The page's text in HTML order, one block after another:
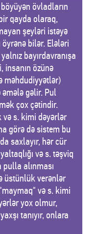
övladların
qayda olaraq,
şeyləri istəyə
bilər. Elələri
bayırdavranışa
insanın özünə
məhdudiyyətlər)
gəlir. Pul
çox çətindir.
s. kimi dəyərlər
görə də sistem bu
saxlayır, hər cür
və s. təşviq
alınması
üstünlük verənlər
və s. kimi
yox olmur,
tanıyır, onlara